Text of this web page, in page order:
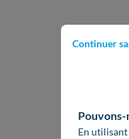
Continuer
Pouvons-
En